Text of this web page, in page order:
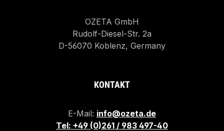
OZETA GmbH
Rudolf-Diesel-Str. 2a
D-56070 Koblenz, Germany
KONTAKT
E-Mail: info@ozeta.de
Tel: +49 (0)261 / 983 497-40